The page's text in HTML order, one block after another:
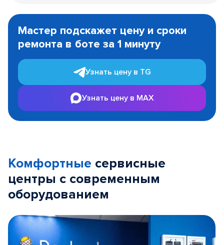
1
Мастер подскажет цену и сроки
ремонта в боте за 1 минуту
Узнать цену в TG
Узнать цену в MAX
Комфортные сервисные
центры с современным
оборудованием